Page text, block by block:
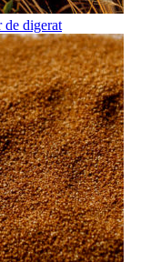
de digerat